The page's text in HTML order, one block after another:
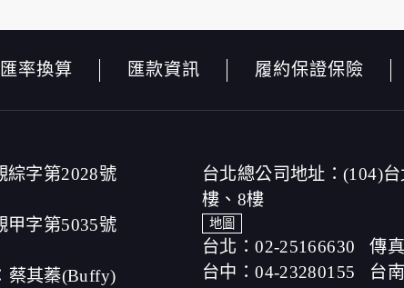
、活動或贈獎時，本網站會收集您的個人識別資料，本網
、住址、身份證字號、電子郵件、出生日期、性別、行業
取得您的姓名、電話、住址、身份證字號、電子郵件、出
的資料。
器自行產生的相關記錄，包括您使用連線設備的 IP 位址、
歸納使用者瀏覽器在本網站內部所瀏覽的網頁，除非您願意
廣告之廠商，或與連結本網站，也可能蒐集您個人的資料
業性資料或電子郵件給您。本公司除了在該資料或電子郵件
件的方法及說明。
個人識別資料：
匯率換算 匯款資訊 履約保證保險
綜字第2028號
甲字第5035號
蔡其蓁(Buffy)
台北總公司地址：(104)
樓、8樓
地圖
台北：02-25166630
傳
台中：04-23280155
台